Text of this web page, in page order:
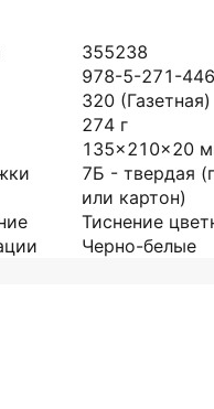
355238
978-5-271-
320 (Газетная)
274 г
135x210x20
7Б - твердая
или картон)
Тиснение
Черно-белые